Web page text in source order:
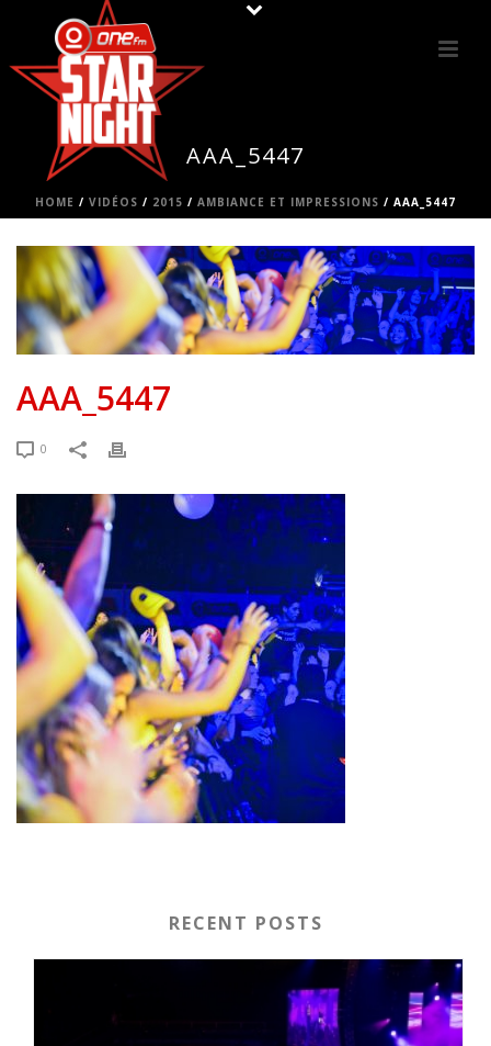
AAA_5447
HOME / VIDÉOS / 2015 / AMBIANCE ET IMPRESSIONS / AAA_5447
AAA_5447
0
RECENT POSTS